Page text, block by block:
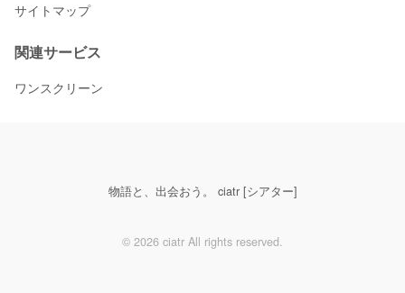
サイトマップ
関連サービス
ワンスクリーン
物語と、出会おう。 ciatr [シアター]
© 2026 ciatr All rights reserved.